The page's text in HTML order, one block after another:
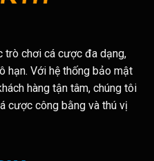
trò chơi cá cược đa dạng,
hạn. Với hệ thống bảo mật
hàng tận tâm, chúng tôi
cược công bằng và thú vị